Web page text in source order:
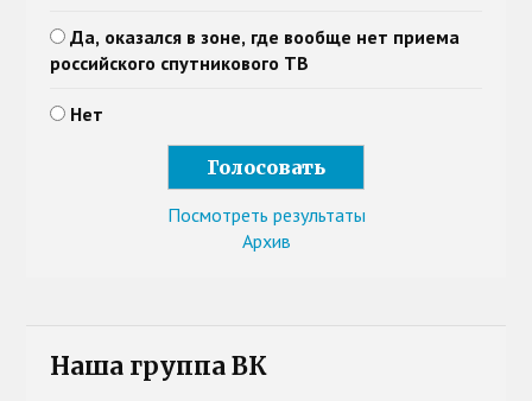
Да, оказался в зоне, где вообще нет приема
российского спутникового ТВ
Нет
Посмотреть результаты
Архив
Наша группа ВК